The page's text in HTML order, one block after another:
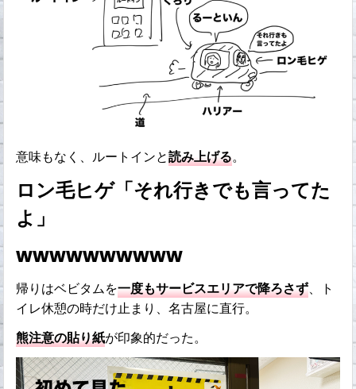
意味もなく、ルートインと読み上げる。
ロン毛ヒゲ「それ行きでも言ってた
よ」
wwwwwwwwww
帰りはベビタムを一度もサービスエリアで降ろさず、ト
イレ休憩の時だけ止まり、名古屋に直行。
熊注意の貼り紙が印象的だった。